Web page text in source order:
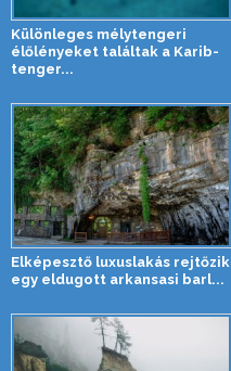
Különleges mélytengeri
élőlényeket találtak a Karib-
tenger...
Elképesztő luxuslakás rejtőzik
egy eldugott arkansasi barl...